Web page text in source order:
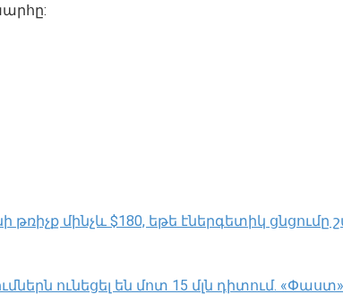
մինչև $180, եթե էներգետիկ ցնցումը
ունեցել են մոտ 15 մլն դիտում. «Փաստ»